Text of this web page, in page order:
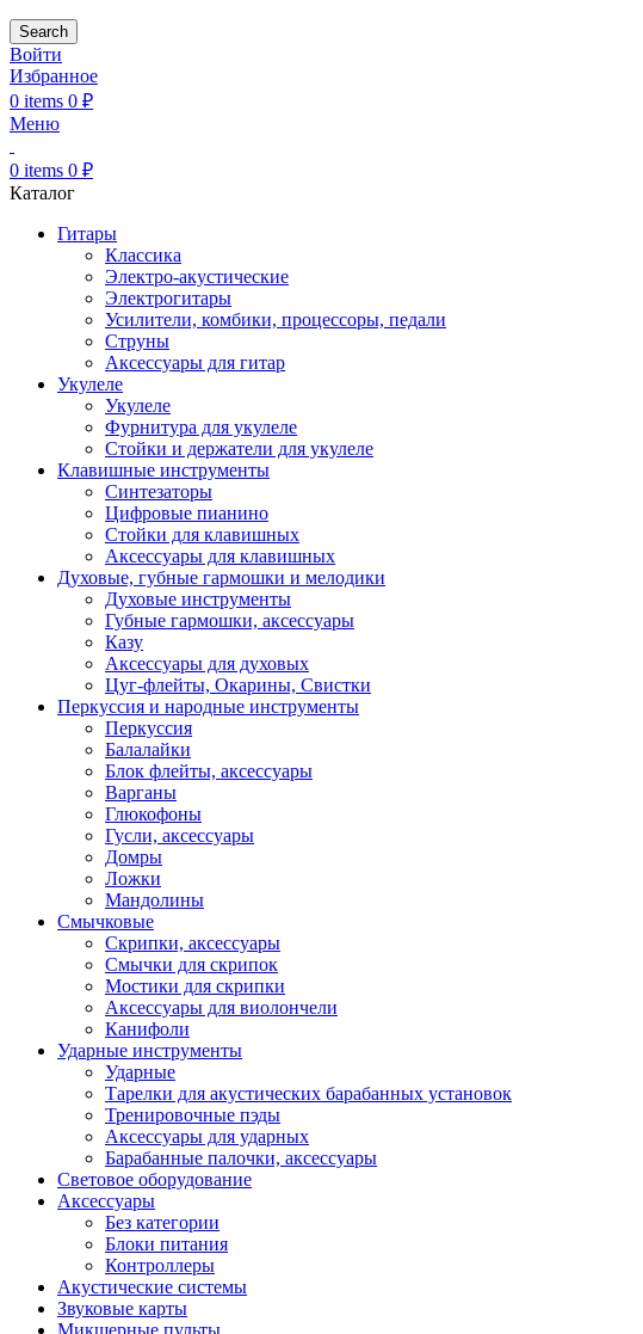
Search
Войти
Избранное
0 items 0 ₽
Меню
0 items 0 ₽
Каталог
Гитары
Классика
Электро-акустические
Электрогитары
Усилители, комбики, процессоры, педали
Струны
Аксессуары для гитар
Укулеле
Укулеле
Фурнитура для укулеле
Стойки и держатели для укулеле
Клавишные инструменты
Синтезаторы
Цифровые пианино
Стойки для клавишных
Аксессуары для клавишных
Духовые, губные гармошки и мелодики
Духовые инструменты
Губные гармошки, аксессуары
Казу
Аксессуары для духовых
Цуг-флейты, Окарины, Свистки
Перкуссия и народные инструменты
Перкуссия
Балалайки
Блок флейты, аксессуары
Варганы
Глюкофоны
Гусли, аксессуары
Домры
Ложки
Мандолины
Смычковые
Скрипки, аксессуары
Смычки для скрипок
Мостики для скрипки
Аксессуары для виолончели
Канифоли
Ударные инструменты
Ударные
Тарелки для акустических барабанных установок
Тренировочные пэды
Аксессуары для ударных
Барабанные палочки, аксессуары
Световое оборудование
Аксессуары
Без категории
Блоки питания
Контроллеры
Акустические системы
Звуковые карты
Микшерные пульты